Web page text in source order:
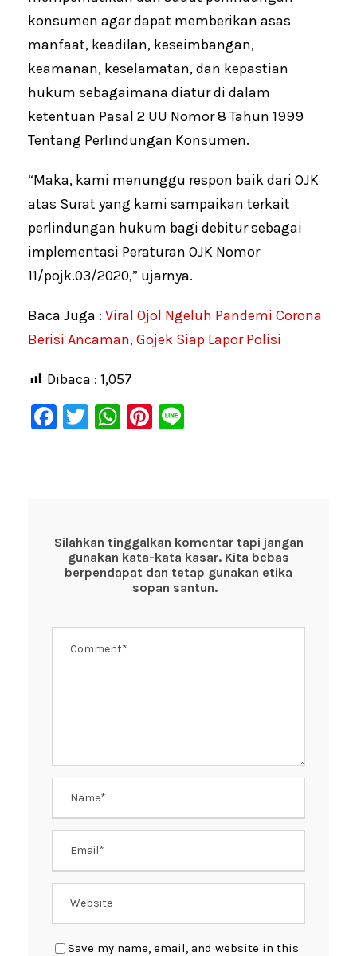
konsumen agar dapat memberikan asas
manfaat, keadilan, keseimbangan,
keamanan, keselamatan, dan kepastian
hukum sebagaimana diatur di dalam
ketentuan Pasal 2 UU Nomor 8 Tahun 1999
Tentang Perlindungan Konsumen.
“Maka, kami menunggu respon baik dari OJK
atas Surat yang kami sampaikan terkait
perlindungan hukum bagi debitur sebagai
implementasi Peraturan OJK Nomor
11/pojk.03/2020,” ujarnya.
Baca Juga : Viral Ojol Ngeluh Pandemi Corona
Berisi Ancaman, Gojek Siap Lapor Polisi
Dibaca : 1,057
F
o
o
T
W
p
p
Pi
Silahkan tinggalkan komentar tapi jangan
gunakan kata-kata kasar. Kita bebas
berpendapat dan tetap gunakan etika
sopan santun.
Save my name, email, and website in this